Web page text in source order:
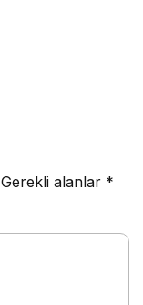
Gerekli alanlar *